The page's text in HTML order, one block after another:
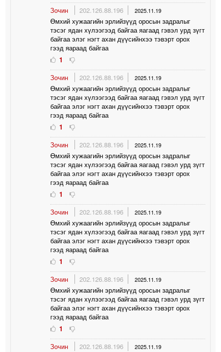
Зочин
202.126.88.196 2025.11.19
Өмхий хужаагийн эрлийзүүд оросын задралыг
тэсэг ядан хүлээгээд байгаа яагаад гэвэл урд зүгт
байгаа элэг нэгт ахан дүүсийнхээ тэвэрт орох
гээд яараад байгаа
1
Зочин
202.126.88.196 2025.11.19
Өмхий хужаагийн эрлийзүүд оросын задралыг
тэсэг ядан хүлээгээд байгаа яагаад гэвэл урд зүгт
байгаа элэг нэгт ахан дүүсийнхээ тэвэрт орох
гээд яараад байгаа
1
Зочин
202.126.88.196 2025.11.19
Өмхий хужаагийн эрлийзүүд оросын задралыг
тэсэг ядан хүлээгээд байгаа яагаад гэвэл урд зүгт
байгаа элэг нэгт ахан дүүсийнхээ тэвэрт орох
гээд яараад байгаа
1
Зочин
202.126.88.196 2025.11.19
Өмхий хужаагийн эрлийзүүд оросын задралыг
тэсэг ядан хүлээгээд байгаа яагаад гэвэл урд зүгт
байгаа элэг нэгт ахан дүүсийнхээ тэвэрт орох
гээд яараад байгаа
1
Зочин
202.126.88.196 2025.11.19
Өмхий хужаагийн эрлийзүүд оросын задралыг
тэсэг ядан хүлээгээд байгаа яагаад гэвэл урд зүгт
байгаа элэг нэгт ахан дүүсийнхээ тэвэрт орох
гээд яараад байгаа
1
Зочин
202.126.88.196 2025.11.19